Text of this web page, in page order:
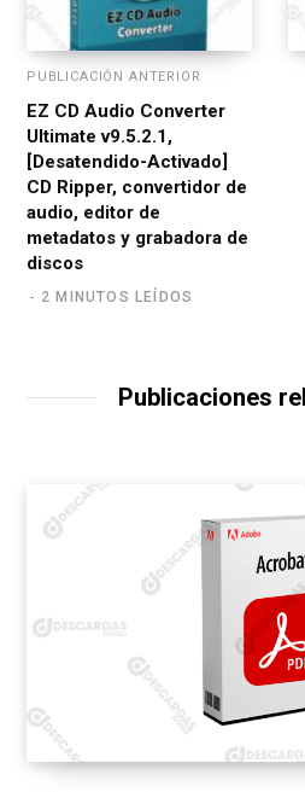
PUBLICACIÓN ANTERIOR
EZ CD Audio Converter
Ultimate v9.5.2.1,
[Desatendido-Activado]
CD Ripper, convertidor de
audio, editor de
metadatos y grabadora de
discos
2 MINUTOS LEÍDOS
Publicaciones